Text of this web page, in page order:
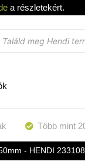
a részletekért.
Több mint
- HENDI 233108